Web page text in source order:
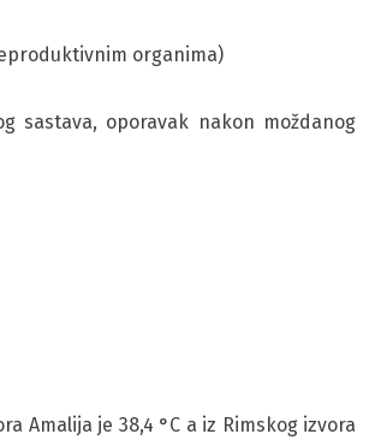
organima)
sastava, oporavak nakon moždanog
Amalija je 38,4 °C a iz Rimskog izvora